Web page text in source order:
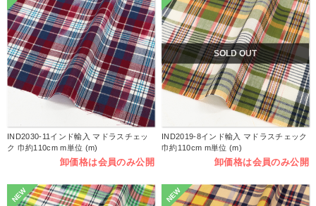
IND2030-11インド輸入 マドラスチェッ
ク 巾約110cm m単位 (m)
卸価格は会員のみ公開
SOLD OUT
IND2019-8インド輸入 マドラスチェック
巾約110cm m単位 (m)
卸価格は会員のみ公開
NEW NEW